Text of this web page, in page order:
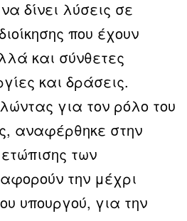
δίνει λύσεις σε
που έχουν
και σύνθετες
και δράσεις.
για τον ρόλο του
αναφέρθηκε στην
των
την μέχρι
υπουργού, για την